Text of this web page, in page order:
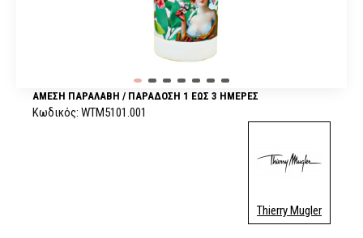
ΆΜΕΣΗ ΠΑΡΑΛΑΒΉ / ΠΑΡΆΔOΣΗ 1 ΈΩΣ 3 ΗΜΈΡΕΣ
Κωδικός: WTM5101.001
Thierry Mugler